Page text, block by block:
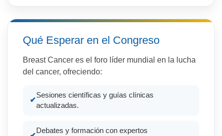
Qué Esperar en el Congreso
Breast Cancer es el foro líder mundial en la lucha
del cancer, ofreciendo:
Sesiones científicas y guías clínicas
actualizadas.
Debates y formación con expertos